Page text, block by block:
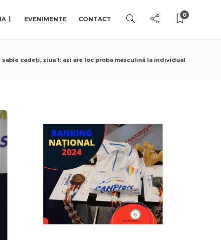
EVENIMENTE CONTACT
0
cadeți, ziua 1: azi are loc proba masculină la individual